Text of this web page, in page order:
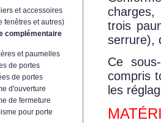
et accessoires
fenêtres et autres)
complémentaire
et paumelles
de portes
de portes
d'ouverture
de fermeture
pour porte
trois
serrure),
Ce
compris
les